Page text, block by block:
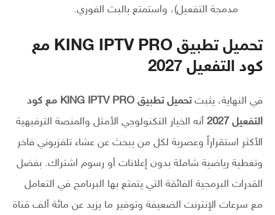
مدمجة التفعيل)، واستمتع بالبث الفوري.
تحميل تطبيق KING IPTV PRO مع
كود التفعيل 2027
في النهاية، يثبت
تحميل تطبيق KING IPTV PRO مع كود
التفعيل 2027
أنه الخيار التكنولوجي الأمثل والمنصة الترفيهية
الأكثر استقراراً وعصرية لكل من يبحث عن عشاء تلفزيوني فاخر
وتغطية رياضية شاملة بدون إعلانات أو رسوم اشتراك. بفضل
القدرات البرمجية الفائقة التي يتمتع بها البرنامج في التعامل
مع سرعات الإنترنت الضعيفة وتوفير ما يزيد عن مائة ألف قناة